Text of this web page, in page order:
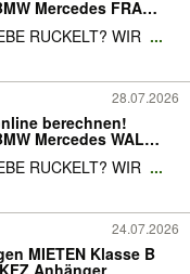
Mercedes FRA
RUCKELT? WIR ...
28.07.2026
berechnen!
Mercedes WAL
RUCKELT? WIR ...
24.07.2026
MIETEN Klasse B
Anhänger